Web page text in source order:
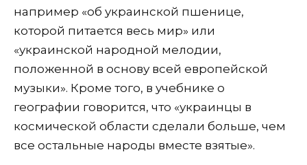
например «об украинской пшенице,
которой питается весь мир» или
«украинской народной мелодии,
положенной в основу всей европейской
музыки». Кроме того, в учебнике о
географии говорится, что «украинцы в
космической области сделали больше, чем
все остальные народы вместе взятые».